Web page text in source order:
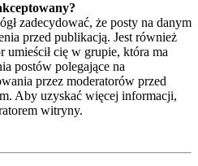
zadecydować, że posty na danym
przed publikacją. Jest również
umieścił cię w grupie, która ma
postów polegające na
przez moderatorów przed
Aby uzyskać więcej informacji,
witryny.